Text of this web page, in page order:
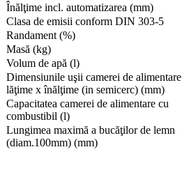
Înălţime incl. automatizarea (mm)
Clasa de emisii conform DIN 303-5
Randament (%)
Masă (kg)
Volum de apă (l)
Dimensiunile uşii camerei de alimentare
lăţime x înălţime (in semicerc) (mm)
Capacitatea camerei de alimentare cu
combustibil (l)
Lungimea maximă a bucăţilor de lemn
(diam.100mm) (mm)